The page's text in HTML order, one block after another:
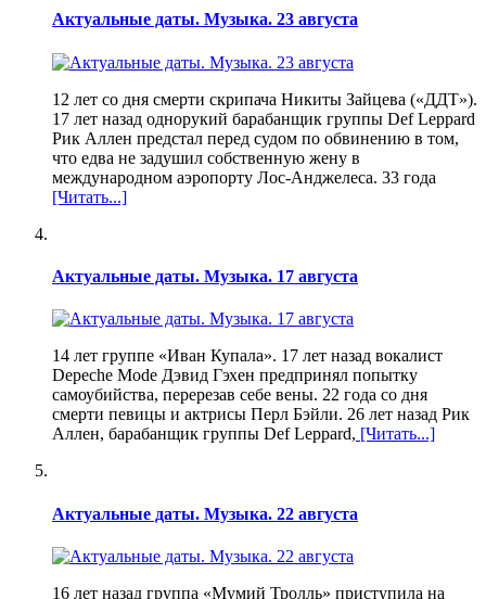
Актуальные даты. Музыка. 23 августа
12 лет со дня смерти скрипача Никиты Зайцева («ДДТ»).
17 лет назад однорукий барабанщик группы Def Leppard
Рик Аллен предстал перед судом по обвинению в том,
что едва не задушил собственную жену в
международном аэропорту Лос-Анджелеса. 33 года
[Читать...]
Актуальные даты. Музыка. 17 августа
14 лет группе «Иван Купала». 17 лет назад вокалист
Depeche Mode Дэвид Гэхен предпринял попытку
самоубийства, перерезав себе вены. 22 года со дня
смерти певицы и актрисы Перл Бэйли. 26 лет назад Рик
Аллен, барабанщик группы Def Leppard, [Читать...]
Актуальные даты. Музыка. 22 августа
16 лет назад группа «Мумий Тролль» приступила на